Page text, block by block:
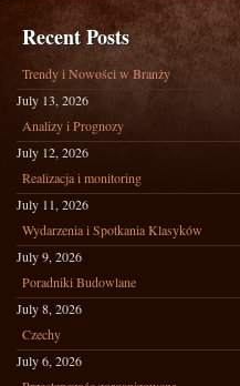
Recent Posts
Trendy i Nowości w Branży
July 13, 2026
Analizy i Prognozy
July 12, 2026
Realizacja i monitoring
July 11, 2026
Wydarzenia i Spotkania Klasyków
July 9, 2026
Poradniki Budowlane
July 8, 2026
Czechy
July 6, 2026